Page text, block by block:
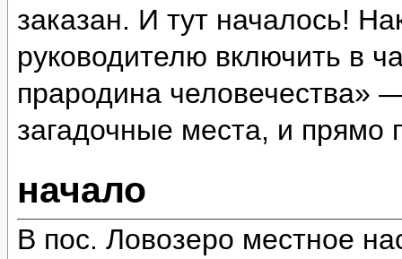
заказан. И тут началось!
руководителю включить в
прародина человечества»
загадочные места, и
начало
В пос. Ловозеро местное